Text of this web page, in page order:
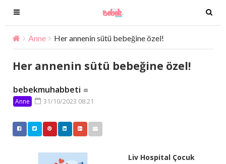
T
o
g
g
l
e
n
a
v
i
T
o
g
Anne Her annenin sütü bebeğine özel!
Her annenin sütü bebeğine özel!
bebekmuhabbeti
Anne 31/10/2023 08:21
Liv Hospital Çocuk